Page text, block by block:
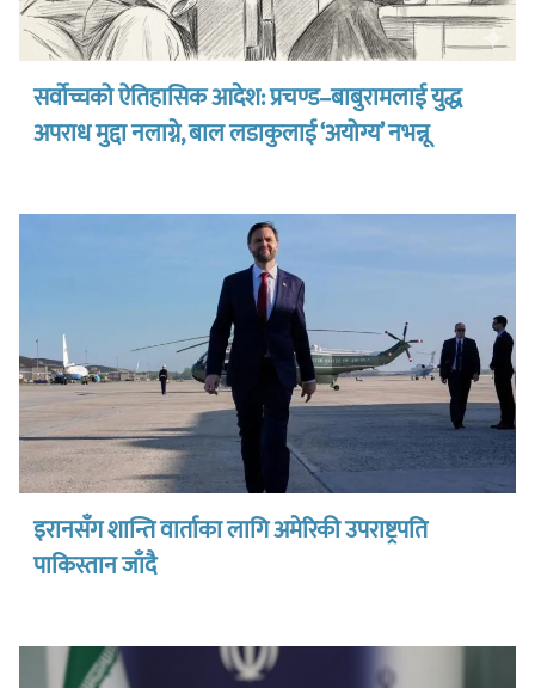
सर्वोच्चको ऐतिहासिक आदेश: प्रचण्ड–बाबुरामलाई युद्ध
अपराध मुद्दा नलाग्ने, बाल लडाकुलाई ‘अयोग्य’ नभन्नू
इरानसँग शान्ति वार्ताका लागि अमेरिकी उपराष्ट्रपति
पाकिस्तान जाँदै